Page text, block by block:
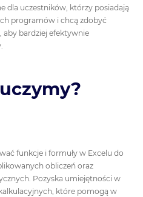
dla uczestników, którzy posiadają
programów i chcą zdobyć
aby bardziej efektywnie
funkcje i formuły w Excelu do
obliczeń oraz
Pozyska umiejętności w
które pomogą w